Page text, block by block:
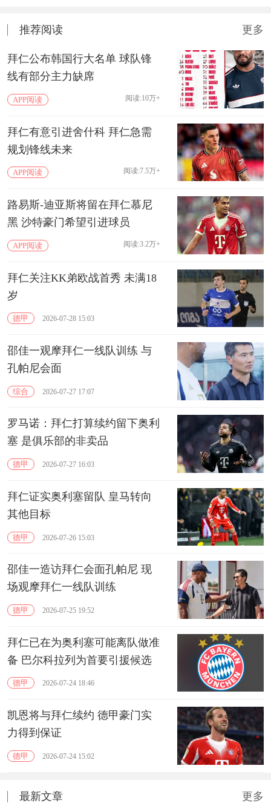
推荐阅读 更多
拜仁公布韩国行大名单 球队锋
线有部分主力缺席
APP阅读 阅读:10万+
拜仁有意引进舍什科 拜仁急需
规划锋线未来
APP阅读 阅读:7.5万+
路易斯-迪亚斯将留在拜仁慕尼
黑 沙特豪门希望引进球员
APP阅读 阅读:3.2万+
拜仁关注KK弟欧战首秀 未满18
岁
德甲 2026-07-28 15:03
邵佳一观摩拜仁一线队训练 与
孔帕尼会面
综合 2026-07-27 17:07
罗马诺：拜仁打算续约留下奥利
塞 是俱乐部的非卖品
德甲 2026-07-27 16:03
拜仁证实奥利塞留队 皇马转向
其他目标
德甲 2026-07-26 15:03
邵佳一造访拜仁会面孔帕尼 现
场观摩拜仁一线队训练
德甲 2026-07-25 19:52
拜仁已在为奥利塞可能离队做准
备 巴尔科拉‌列为首要引援候选
德甲 2026-07-24 18:46
凯恩将与拜仁续约 德甲豪门实
力得到保证
德甲 2026-07-24 15:02
最新文章 更多